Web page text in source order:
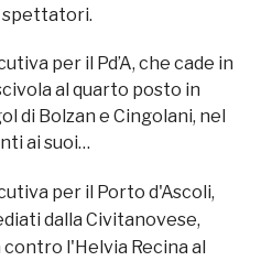
spettatori.
per il Pd’A, che cade in
al quarto posto in
di Bolzan e Cingolani, nel
ai suoi…
per il Porto d'Ascoli,
dalla Civitanovese,
l'Helvia Recina al